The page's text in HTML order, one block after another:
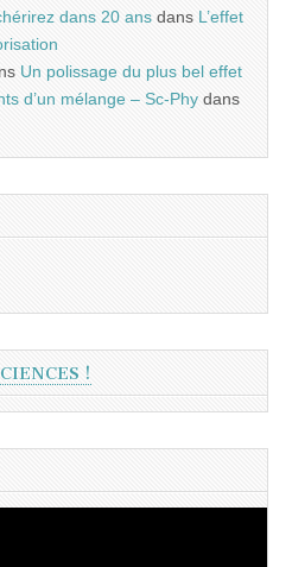
dans 20 ans dans L’effet
Un polissage du plus bel effet
d’un mélange – Sc-Phy dans
!